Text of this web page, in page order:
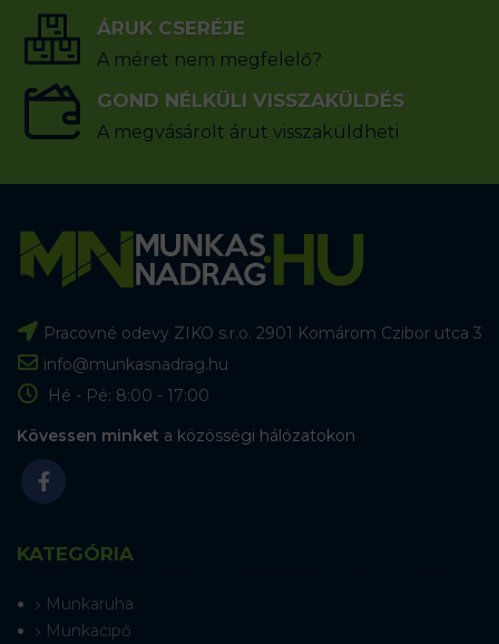
ÁRUK CSERÉJE
A méret nem megfelelő?
GOND NÉLKÜLI VISSZAKÜLDÉS
A megvásárolt árut visszaküldheti
Pracovné odevy ZIKO s.r.o. 2901 Komárom Czibor utca 3
info@munkasnadrag.hu
Hé - Pé: 8:00 - 17:00
Kövessen minket a közösségi hálózatokon
KATEGÓRIA
Munkaruha
Munkacipő